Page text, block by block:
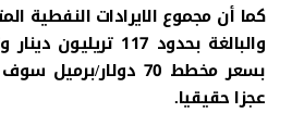
بسعر مخطط 70 دولار/
عجزا حقيقيا.